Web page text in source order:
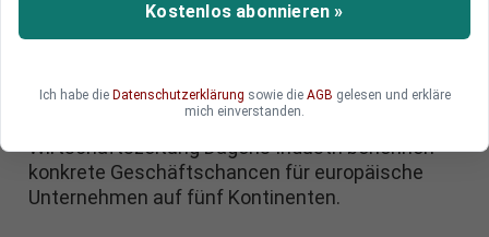
Weltweit rüsten Staaten auf und für Europa
Rüstungsindustrie eröffnen sich neue
entscheidender Schritt ist bereits getan. Unsere
Kollegen von der schwedischen
Wirtschaftszeitung Dagens Industri benennen
konkrete Geschäftschancen für europäische
Unternehmen auf fünf Kontinenten.
Kostenlos abonnieren »
Ich habe die Datenschutzerklärung sowie die AGB gelesen und erkläre
mich einverstanden.